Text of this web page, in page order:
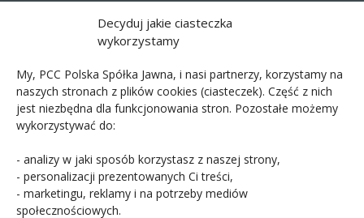
Decyduj jakie ciasteczka
wykorzystamy
My, PCC Polska Spółka Jawna, i nasi partnerzy, korzystamy na
naszych stronach z plików cookies (ciasteczek). Część z nich
jest niezbędna dla funkcjonowania stron. Pozostałe możemy
wykorzystywać do:
- analizy w jaki sposób korzystasz z naszej strony,
- personalizacji prezentowanych Ci treści,
- marketingu, reklamy i na potrzeby mediów
społecznościowych.
JAWNA
ul. Kościerzyńska 10, 51-
416 Wrocław